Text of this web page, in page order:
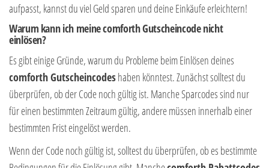
aufpasst, kannst du viel Geld sparen und deine Einkäufe erleichtern!
Warum kann ich meinecomforthGutscheincode nicht
einlösen?
Es gibt einige Gründe, warum du Probleme beim Einlösen deines
comforthGutscheincodeshaben könntest. Zunächst solltest du
überprüfen, ob der Code noch gültig ist. Manche Sparcodes sind nur
für einen bestimmten Zeitraum gültig, andere müssen innerhalb einer
bestimmten Frist eingelöst werden.
Wenn der Code noch gültig ist, solltest du überprüfen, ob es bestimmte